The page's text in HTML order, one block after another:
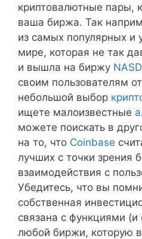
криптовалютные пары,
ваша биржа. Так
из самых популярных и
мире, которая не так
и вышла на биржу
своим пользователям
небольшой выбор
ищете малоизвестные
можете поискать в
на то, что Coinbase
лучших с точки зрения
взаимодействия с
Убедитесь, что вы
собственная
связана с функциями (и
любой биржи, которую